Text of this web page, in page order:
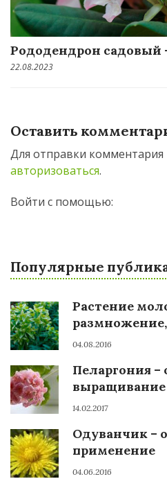
Рододендрон садовый
22.08.2023
Оставить
Для отправки
авторизоваться.
Войти с помощью:
Популярные
Растение
04.08.2016
Пеларгония –
14.02.2017
Одуванчик –
применение
04.06.2016